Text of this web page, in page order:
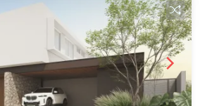
universidade Univap Agende já sua visita!!